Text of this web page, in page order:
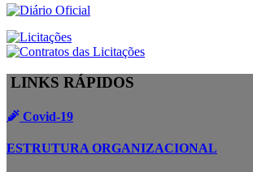
LINKS RÁPIDOS
Covid-19
ESTRUTURA ORGANIZACIONAL